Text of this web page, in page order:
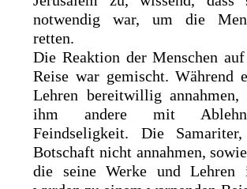
notwendig war, um die
retten.
Die Reaktion der Menschen
Reise war gemischt. Während
Lehren bereitwillig annahmen,
ihm andere mit
Feindseligkeit. Die
Botschaft nicht annahmen,
die seine Werke und Lehren